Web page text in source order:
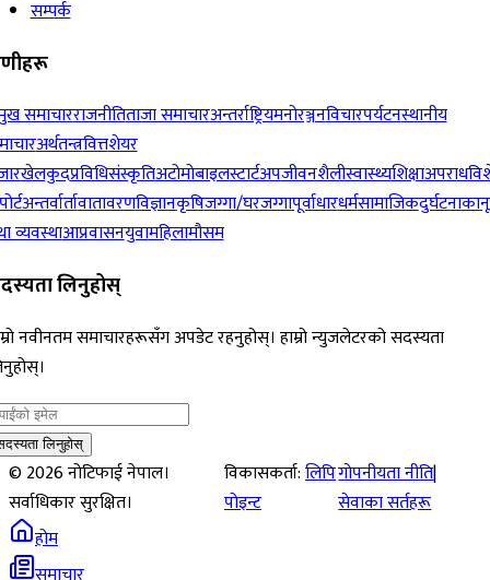
सम्पर्क
समाचारराजनीतिताजा समाचारअन्तर्राष्ट्रियमनोरञ्जनविचारपर्यटनस्थानीय
अर्थतन्त्रवित्तशेयर
खेलकुदप्रविधिसंस्कृतिअटोमोबाइलस्टार्टअपजीवनशैलीस्वास्थ्यशिक्षाअपराध
अन्तर्वार्तावातावरणविज्ञानकृषिजग्गा/घरजग्गापूर्वाधारधर्मसामाजिकदुर्घटना
व्यवस्थाआप्रवासनयुवामहिलामौसम
लिनुहोस्
नवीनतम समाचारहरूसँग अपडेट रहनुहोस्। हाम्रो न्युजलेटरको सदस्यता
लिनुहोस्
©2026नोटिफाई नेपाल।
सर्वाधिकार सुरक्षित।
विकासकर्ता:लिपि
पोइन्ट
गोपनीयता नीति|
सेवाका सर्तहरू
होम